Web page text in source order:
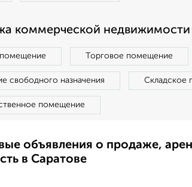
коммерческой недвижимости
Торговое помещение
свободного назначения Складское
помещение
объявления о продаже,
в Саратове